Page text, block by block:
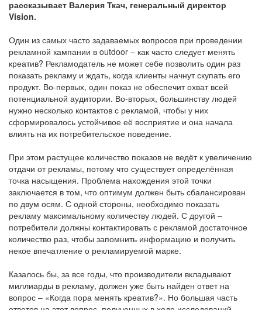
рассказывает Валерия Ткач, генеральный директор
Vision.
Один из самых часто задаваемых вопросов при проведении
рекламной кампании в outdoor – как часто следует менять
креатив? Рекламодатель не может себе позволить один раз
показать рекламу и ждать, когда клиенты начнут скупать его
продукт. Во-первых, один показ не обеспечит охват всей
потенциальной аудитории. Во-вторых, большинству людей
нужно несколько контактов с рекламой, чтобы у них
сформировалось устойчивое её восприятие и она начала
влиять на их потребительское поведение.
При этом растущее количество показов не ведёт к увеличению
отдачи от рекламы, потому что существует определённая
точка насыщения. Проблема нахождения этой точки
заключается в том, что оптимум должен быть сбалансирован
по двум осям. С одной стороны, необходимо показать
рекламу максимальному количеству людей. С другой –
потребители должны контактировать с рекламой достаточное
количество раз, чтобы запомнить информацию и получить
некое впечатление о рекламируемой марке.
Казалось бы, за все годы, что производители вкладывают
миллиарды в рекламу, должен уже быть найден ответ на
вопрос – «Когда пора менять креатив?». Но большая часть